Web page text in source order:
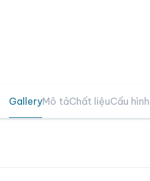
GalleryMô tảChất liệuCấu hình